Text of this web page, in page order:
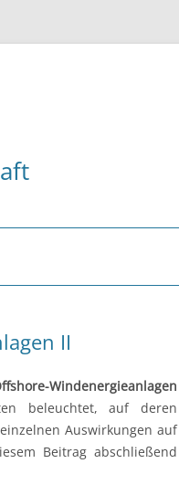
II
Windenergieanlagen
beleuchtet, auf deren
Auswirkungen auf
Beitrag abschließend